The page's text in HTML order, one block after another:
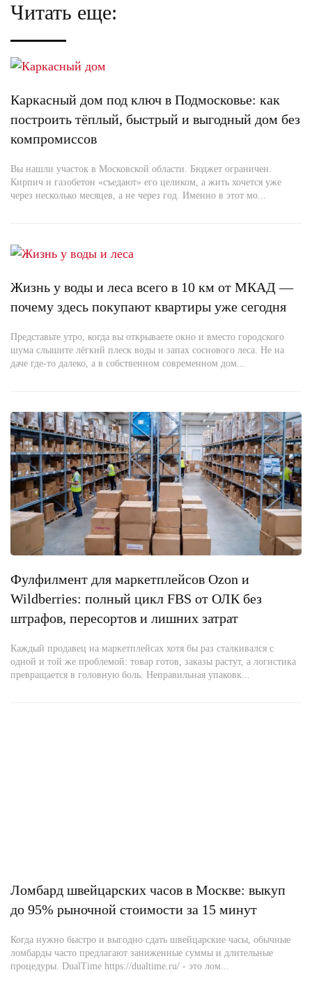
Читать еще:
Каркасный дом под ключ в Подмосковье: как
построить тёплый, быстрый и выгодный дом без
компромиссов
Вы нашли участок в Московской области. Бюджет ограничен.
Кирпич и газобетон «съедают» его целиком, а жить хочется уже
через несколько месяцев, а не через год. Именно в этот мо...
Жизнь у воды и леса всего в 10 км от МКАД —
почему здесь покупают квартиры уже сегодня
Представьте утро, когда вы открываете окно и вместо городского
шума слышите лёгкий плеск воды и запах соснового леса. Не на
даче где-то далеко, а в собственном современном дом...
Фулфилмент для маркетплейсов Ozon и
Wildberries: полный цикл FBS от ОЛК без
штрафов, пересортов и лишних затрат
Каждый продавец на маркетплейсах хотя бы раз сталкивался с
одной и той же проблемой: товар готов, заказы растут, а логистика
превращается в головную боль. Неправильная упаковк...
Ломбард швейцарских часов в Москве: выкуп
до 95% рыночной стоимости за 15 минут
Когда нужно быстро и выгодно сдать швейцарские часы, обычные
ломбарды часто предлагают заниженные суммы и длительные
процедуры. DualTime https://dualtime.ru/ - это лом...